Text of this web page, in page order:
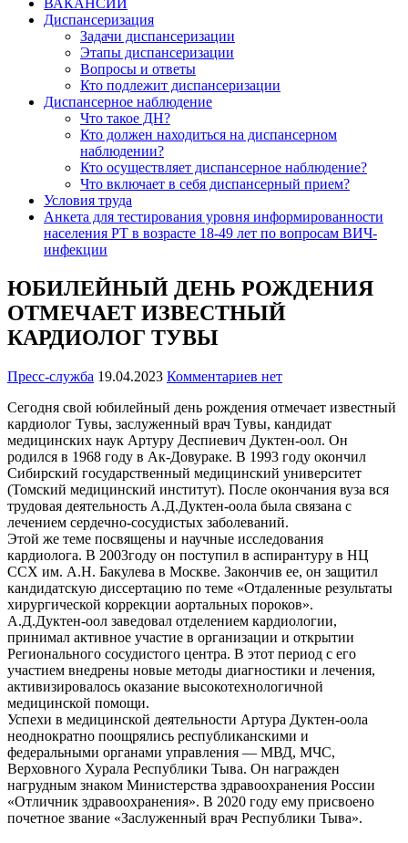
Диспансеризация
Задачи диспансеризации
Этапы диспансеризации
Вопросы и ответы
Кто подлежит диспансеризации
Диспансерное наблюдение
Что такое ДН?
Кто должен находиться на диспансерном
наблюдении?
Кто осуществляет диспансерное наблюдение?
Что включает в себя диспансерный прием?
Условия труда
Анкета для тестирования уровня информированности
населения РТ в возрасте 18-49 лет по вопросам ВИЧ-
инфекции
ЮБИЛЕЙНЫЙ ДЕНЬ РОЖДЕНИЯ
ОТМЕЧАЕТ ИЗВЕСТНЫЙ
КАРДИОЛОГ ТУВЫ
Пресс-служба 19.04.2023 Комментариев нет
Сегодня свой юбилейный день рождения отмечает известный
кардиолог Тувы, заслуженный врач Тувы, кандидат
медицинских наук Артуру Деспиевич Дуктен-оол. Он
родился в 1968 году в Ак-Довураке. В 1993 году окончил
Сибирский государственный медицинский университет
(Томский медицинский институт). После окончания вуза вся
трудовая деятельность А.Д.Дуктен-оола была связана с
лечением сердечно-сосудистых заболеваний.
Этой же теме посвящены и научные исследования
кардиолога. В 2003году он поступил в аспирантуру в НЦ
ССХ им. А.Н. Бакулева в Москве. Закончив ее, он защитил
кандидатскую диссертацию по теме «Отдаленные результаты
хирургической коррекции аортальных пороков».
А.Д.Дуктен-оол заведовал отделением кардиологии,
принимал активное участие в организации и открытии
Регионального сосудистого центра. В этот период с его
участием внедрены новые методы диагностики и лечения,
активизировалось оказание высокотехнологичной
медицинской помощи.
Успехи в медицинской деятельности Артура Дуктен-оола
неоднократно поощрялись республиканскими и
федеральными органами управления — МВД, МЧС,
Верховного Хурала Республики Тыва. Он награжден
нагрудным знаком Министерства здравоохранения России
«Отличник здравоохранения». В 2020 году ему присвоено
почетное звание «Заслуженный врач Республики Тыва».